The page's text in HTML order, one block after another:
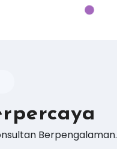
Berpengalaman.